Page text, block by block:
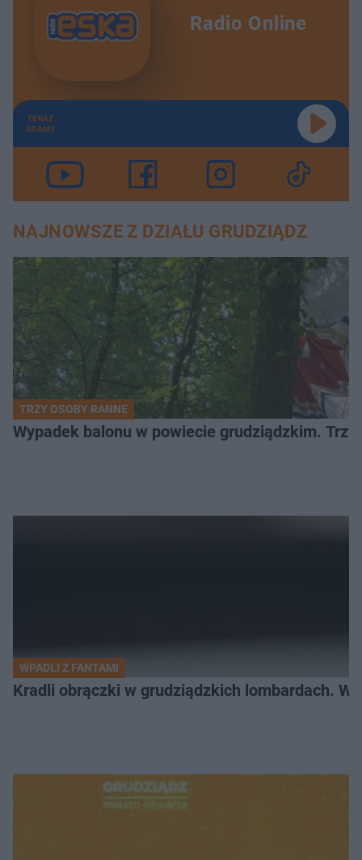
Radio Online
TERAZ
GRAMY
NAJNOWSZE Z DZIAŁU GRUDZIĄDZ
TRZY OSOBY RANNE
Wypadek balonu w powiecie grudziądzkim.
WPADLI Z FANTAMI
Kradli obrączki w grudziądzkich lombardach.